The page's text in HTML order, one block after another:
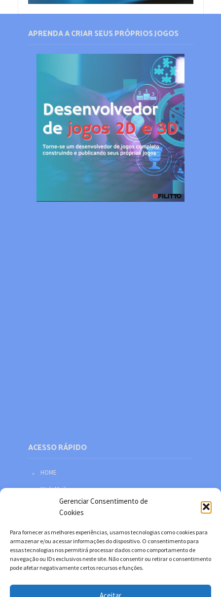
Gerenciar Consentimento de
Cookies
Para fornecer as melhores experiências, usamos tecnologias como cookies para
armazenar e/ou acessar informações do dispositivo. O consentimento para
essas tecnologias nos permitirá processar dados como comportamento de
navegação ou IDs exclusivos neste site. Não consentir ou retirar o consentimento
pode afetar negativamente certos recursos e funções.
APRENDA A CRIAR SEUS PRÓPRIOS JOGOS
ACESSO RÁPIDO
HOME
Web Mail
Política de privacidade
Facebook
Twitter
YouTube
Instagram